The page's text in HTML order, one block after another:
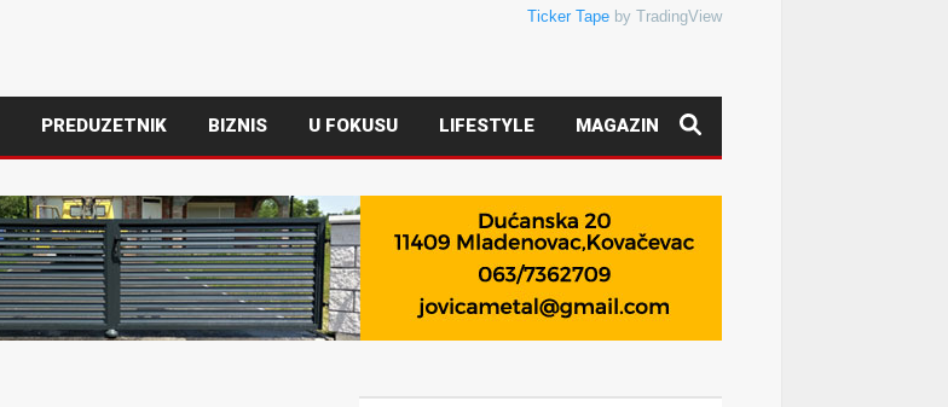
Ticker Tape by TradingView
PREDUZETNIK BIZNIS U FOKUSU LIFESTYLE MAGAZIN